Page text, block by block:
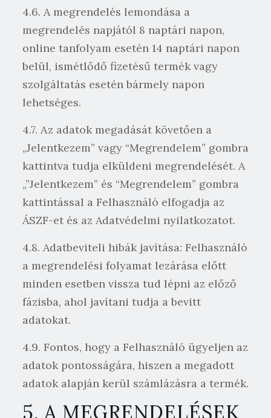
4.6. A megrendelés lemondása a
megrendelés napjától 8 naptári napon,
online tanfolyam esetén 14 naptári napon
belül, ismétlődő fizetésű termék vagy
szolgáltatás esetén bármely napon
lehetséges.
4.7. Az adatok megadását követően a
„Jelentkezem” vagy “Megrendelem” gombra
kattintva tudja elküldeni megrendelését. A
„”Jelentkezem” és “Megrendelem” gombra
kattintással a Felhasználó elfogadja az
ÁSZF-et és az Adatvédelmi nyilatkozatot.
4.8. Adatbeviteli hibák javítása: Felhasználó
a megrendelési folyamat lezárása előtt
minden esetben vissza tud lépni az előző
fázisba, ahol javítani tudja a bevitt
adatokat.
4.9. Fontos, hogy a Felhasználó ügyeljen az
adatok pontosságára, hiszen a megadott
adatok alapján kerül számlázásra a termék.
5. A MEGRENDELÉSEK